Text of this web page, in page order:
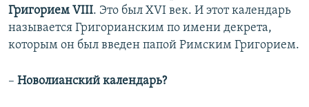
Григорием VIII. Это был XVI век. И этот календарь
называется Григорианским по имени декрета,
которым он был введен папой Римским Григорием.
– Новолианский календарь?